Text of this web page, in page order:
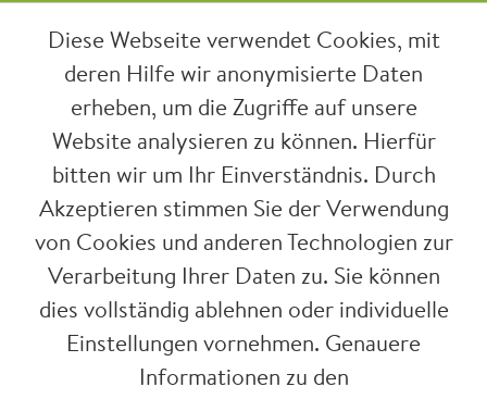
Diese Webseite verwendet Cookies, mit
deren Hilfe wir anonymisierte Daten
erheben, um die Zugriffe auf unsere
Website analysieren zu können. Hierfür
bitten wir um Ihr Einverständnis. Durch
Akzeptieren stimmen Sie der Verwendung
von Cookies und anderen Technologien zur
Verarbeitung Ihrer Daten zu. Sie können
dies vollständig ablehnen oder individuelle
Einstellungen vornehmen. Genauere
Informationen zu den
PlusProjekte
Genossenschaft
Über uns
Regionah informiert
Offene Stellen
Team
RegioTag
RegioJubiläum